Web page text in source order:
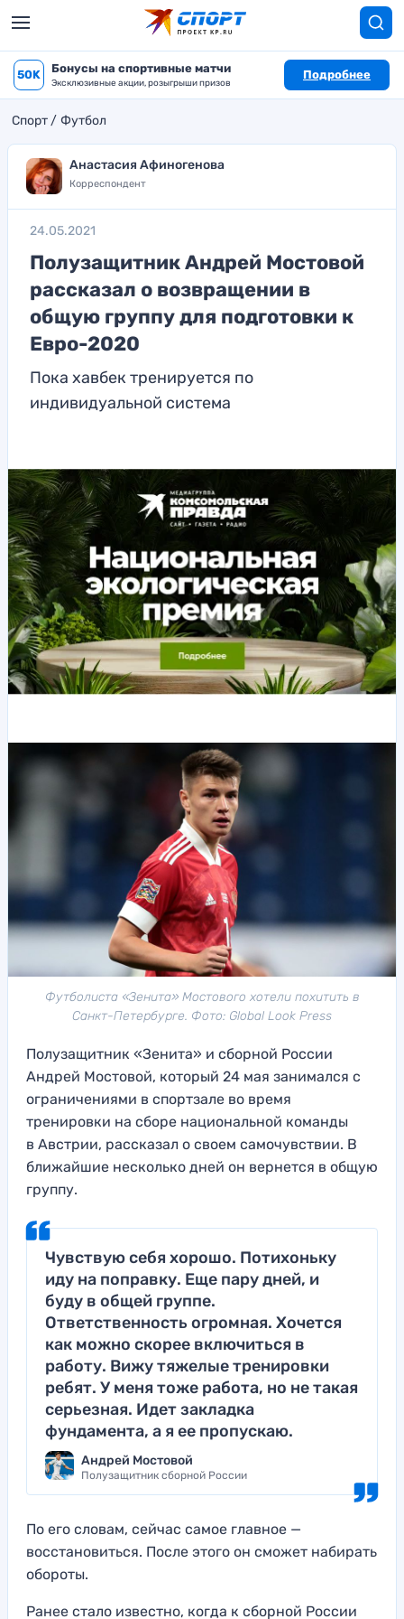
50K Бонусы на спортивные матчи
Эксклюзивные акции, розыгрыши призов
Подробнее
Спорт Футбол
Анастасия Афиногенова
Корреспондент
24.05.2021
Полузащитник Андрей Мостовой
рассказал о возвращении в
общую группу для подготовки к
Евро-2020
Пока хавбек тренируется по
индивидуальной система
Футболиста «Зенита» Мостового хотели похитить в
Санкт-Петербурге. Фото: Global Look Press
Полузащитник «Зенита» и сборной России
Андрей Мостовой, который 24 мая занимался с
ограничениями в спортзале во время
тренировки на сборе национальной команды
в Австрии, рассказал о своем самочувствии. В
ближайшие несколько дней он вернется в общую
группу.
Чувствую себя хорошо. Потихоньку
иду на поправку. Еще пару дней, и
буду в общей группе.
Ответственность огромная. Хочется
как можно скорее включиться в
работу. Вижу тяжелые тренировки
ребят. У меня тоже работа, но не такая
серьезная. Идет закладка
фундамента, а я ее пропускаю.
Андрей Мостовой
Полузащитник сборной России
По его словам, сейчас самое главное —
восстановиться. После этого он сможет набирать
обороты.
Ранее стало известно, когда к сборной России